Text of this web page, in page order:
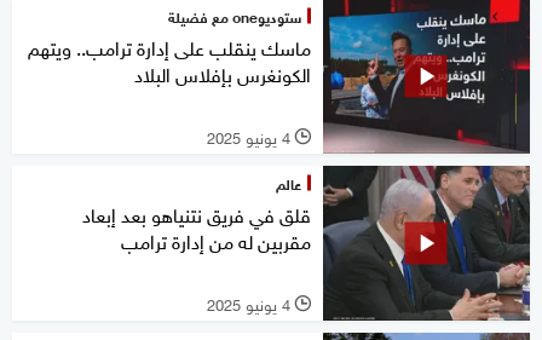
ستوديوone مع فضيلة
ماسك ينقلب على إدارة ترامب.. ويتهم
الكونغرس بإفلاس البلاد
l 4 يونيو 2025
عالم
قلق في فريق نتنياهو بعد إبعاد
مقربين له من إدارة ترامب
l 4 يونيو 2025